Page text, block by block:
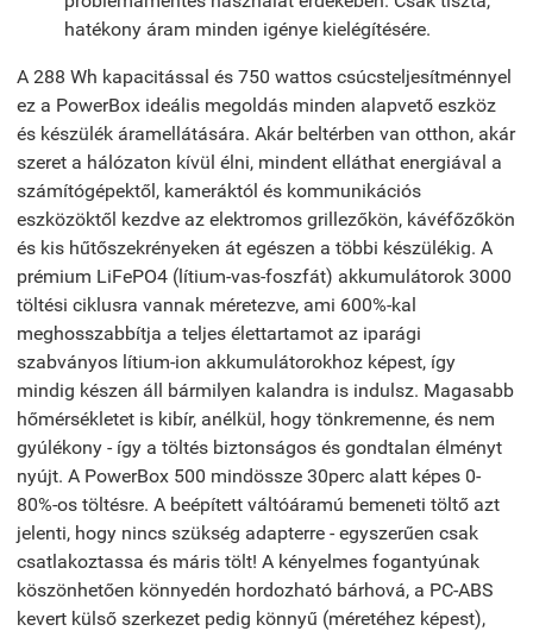
hatékony áram minden igénye kielégítésére.
A 288 Wh kapacitással és 750 wattos csúcsteljesítménnyel
ez a PowerBox ideális megoldás minden alapvető eszköz
és készülék áramellátására. Akár beltérben van otthon, akár
szeret a hálózaton kívül élni, mindent elláthat energiával a
számítógépektől, kameráktól és kommunikációs
eszközöktől kezdve az elektromos grillezőkön, kávéfőzőkön
és kis hűtőszekrényeken át egészen a többi készülékig. A
prémium LiFePO4 (lítium-vas-foszfát) akkumulátorok 3000
töltési ciklusra vannak méretezve, ami 600%-kal
meghosszabbítja a teljes élettartamot az iparági
szabványos lítium-ion akkumulátorokhoz képest, így
mindig készen áll bármilyen kalandra is indulsz. Magasabb
hőmérsékletet is kibír, anélkül, hogy tönkremenne, és nem
gyúlékony - így a töltés biztonságos és gondtalan élményt
nyújt. A PowerBox 500 mindössze 30perc alatt képes 0-
80%-os töltésre. A beépített váltóáramú bemeneti töltő azt
jelenti, hogy nincs szükség adapterre - egyszerűen csak
csatlakoztassa és máris tölt! A kényelmes fogantyúnak
köszönhetően könnyedén hordozható bárhová, a PC-ABS
kevert külső szerkezet pedig könnyű (méretéhez képest),